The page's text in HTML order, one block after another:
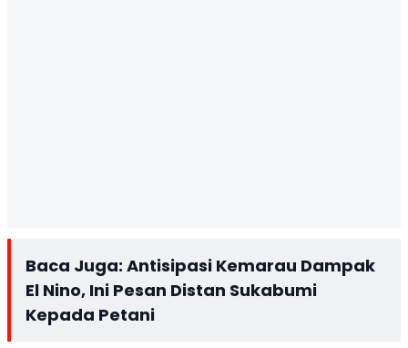
Baca Juga: Antisipasi Kemarau Dampak
El Nino, Ini Pesan Distan Sukabumi
Kepada Petani